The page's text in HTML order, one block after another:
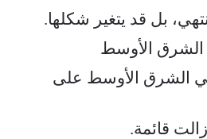
بل قد يتغير شكلها.
الشرق الأوسط
الشرق الأوسط على
قائمة.